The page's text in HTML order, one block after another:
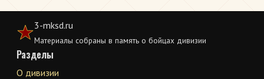
3-mksd.ru
Материалы собраны в память о бойцах дивизии
Разделы
О дивизии